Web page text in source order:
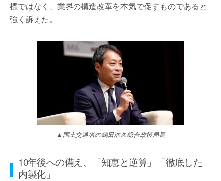
標ではなく、業界の構造改革を本気で促すものであると
強く訴えた。
▲国土交通省の鶴田浩久総合政策局長
10年後への備え、「知恵と逆算」「徹底した
内製化」